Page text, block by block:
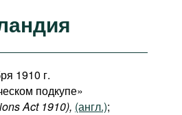
1910 г.
подкупе»
Act 1910), (англ.);